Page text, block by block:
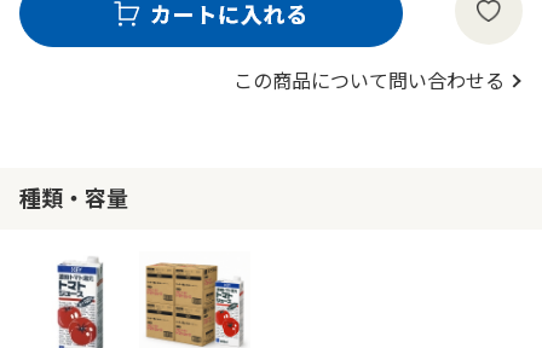
この商品について問い合わせる
種類・容量